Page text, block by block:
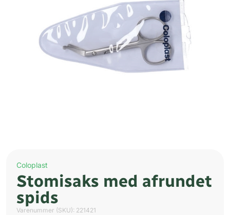
Coloplast
Stomisaks med afrundet
spids
Varenummer (SKU): 221421